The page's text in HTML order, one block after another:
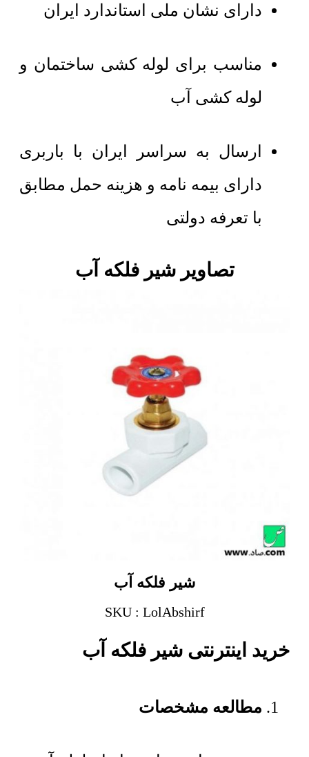
دارای نشان ملی استاندارد ایران
مناسب برای لوله کشی ساختمان و
لوله کشی آب
ارسال به سراسر ایران با باربری
دارای بیمه نامه و هزینه حمل مطابق
با تعرفه دولتی
تصاویر شیر فلکه آب
شیر فلکه آب
SKU : LolAbshirf
خرید اینترنتی شیر فلکه آب
مطالعه مشخصات